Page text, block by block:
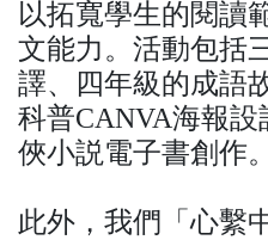
以拓寬學生的閱讀
文能力。活動包括
譯、四年級的成語
科普CANVA海報
俠小説電子書創作。
此外，我們「心繫